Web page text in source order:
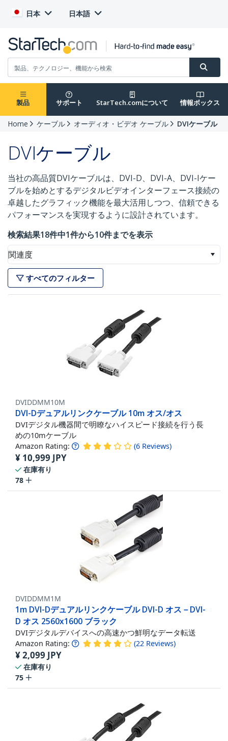
日本 日本語
製品 サポート StarTech.comについて 情報ボックス
Home ケーブル オーディオ・ビデオ ケーブル DVIケーブル
DVIケーブル
当社の高品質DVIケーブルは、DVI-D、DVI-A、DVI-Iケー
ブルを始めとするデジタルビデオインターフェース接続の
卓越したグラフィック機能を最大活用しつつ、信頼できる
パフォーマンスを実現するように設計されています。
検索結果18件中1件から10件までを表示
関連度
すべてのフィルター
DVIDDMM10M
DVI-Dデュアルリンクケーブル 10m オス/オス
DVIデジタル機器間で明瞭なハイスピード接続を行う長
めの10mケーブル
Amazon Rating: (6 Reviews)
¥ 10,999 JPY
在庫有り
78
DVIDDMM1M
1m DVI-Dデュアルリンクケーブル DVI-D オス－DVI-
D オス 2560x1600 ブラック
DVIデジタルデバイスへの高速かつ鮮明なデータ転送
Amazon Rating: (22 Reviews)
¥2,099 JPY
在庫有り
75